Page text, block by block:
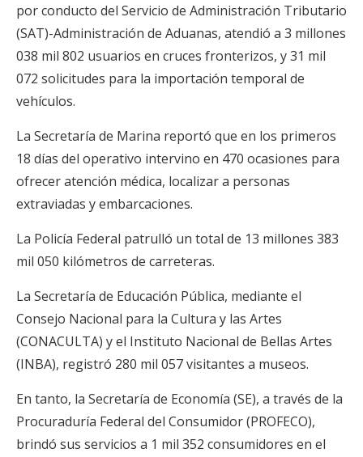
por conducto del Servicio de Administración Tributario
(SAT)-Administración de Aduanas, atendió a 3 millones
038 mil 802 usuarios en cruces fronterizos, y 31 mil
072 solicitudes para la importación temporal de
vehículos.
La Secretaría de Marina reportó que en los primeros
18 días del operativo intervino en 470 ocasiones para
ofrecer atención médica, localizar a personas
extraviadas y embarcaciones.
La Policía Federal patrulló un total de 13 millones 383
mil 050 kilómetros de carreteras.
La Secretaría de Educación Pública, mediante el
Consejo Nacional para la Cultura y las Artes
(CONACULTA) y el Instituto Nacional de Bellas Artes
(INBA), registró 280 mil 057 visitantes a museos.
En tanto, la Secretaría de Economía (SE), a través de la
Procuraduría Federal del Consumidor (PROFECO),
brindó sus servicios a 1 mil 352 consumidores en el